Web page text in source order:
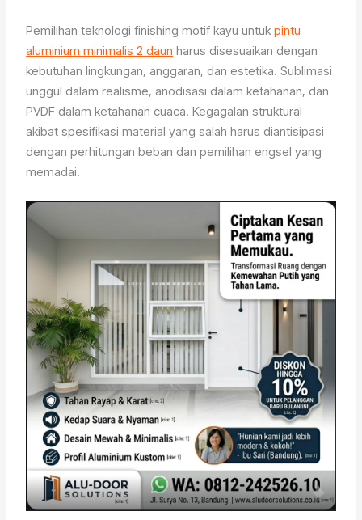
Pemilihan teknologi finishing motif kayu untukpintu
aluminium minimalis 2 daun harus disesuaikan dengan
kebutuhan lingkungan, anggaran, dan estetika. Sublimasi
unggul dalam realisme, anodisasi dalam ketahanan, dan
PVDF dalam ketahanan cuaca. Kegagalan struktural
akibat spesifikasi material yang salah harus diantisipasi
dengan perhitungan beban dan pemilihan engsel yang
memadai.